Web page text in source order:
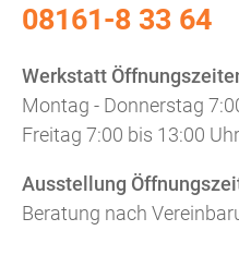
08161-8 33 64
Werkstatt
Montag - Donnerstag
Freitag 7:00 bis 13:00 Uhr
Ausstellung
Beratung nach